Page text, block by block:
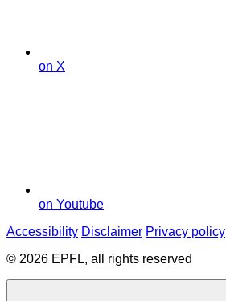
on X
on Youtube
Accessibility Disclaimer Privacy policy
© 2026 EPFL, all rights reserved